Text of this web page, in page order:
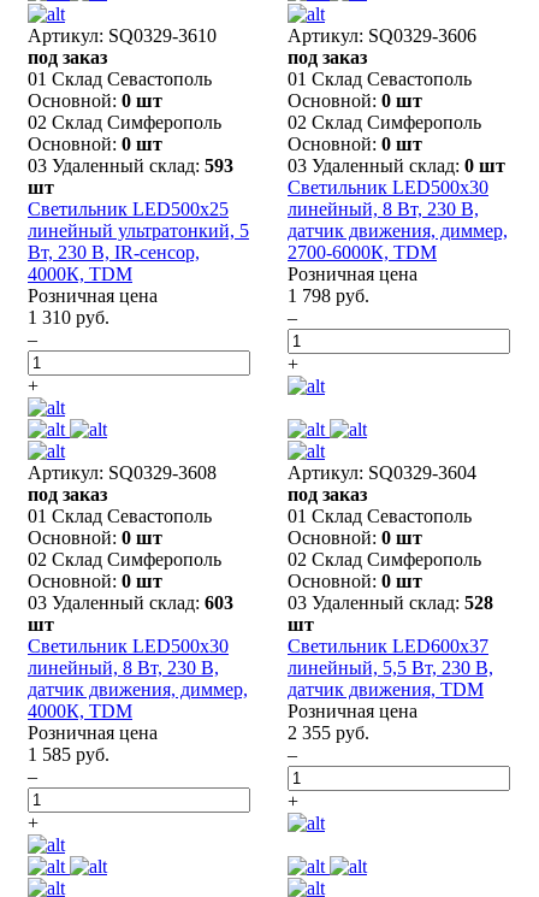
Артикул: SQ0329-3610
под заказ
01 Склад Севастополь
Основной: 0 шт
02 Склад Симферополь
Основной: 0 шт
03 Удаленный склад: 593
шт
Светильник LED500х25
линейный ультратонкий, 5
Вт, 230 В, IR-сенсор,
4000К, TDM
Розничная цена
1 310 руб.
–
+
Артикул: SQ0329-3606
под заказ
01 Склад Севастополь
Основной: 0 шт
02 Склад Симферополь
Основной: 0 шт
03 Удаленный склад: 0 шт
Светильник LED500х30
линейный, 8 Вт, 230 В,
датчик движения, диммер,
2700-6000К, TDM
Розничная цена
1 798 руб.
–
+
Артикул: SQ0329-3608
под заказ
01 Склад Севастополь
Основной: 0 шт
02 Склад Симферополь
Основной: 0 шт
03 Удаленный склад: 603
шт
Светильник LED500х30
линейный, 8 Вт, 230 В,
датчик движения, диммер,
4000К, TDM
Розничная цена
1 585 руб.
–
+
Артикул: SQ0329-3604
под заказ
01 Склад Севастополь
Основной: 0 шт
02 Склад Симферополь
Основной: 0 шт
03 Удаленный склад: 528
шт
Светильник LED600х37
линейный, 5,5 Вт, 230 В,
датчик движения, TDM
Розничная цена
2 355 руб.
–
+